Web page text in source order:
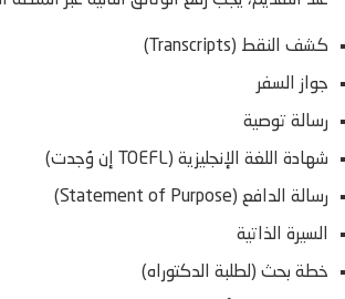
كشف النقط (Transcripts)
جواز السفر
رسالة توصية
شهادة اللغة الإنجليزية (TOEFL إن وُجدت)
رسالة الدافع (Statement of Purpose)
السيرة الذاتية
خطة بحث (لطلبة الدكتوراه)